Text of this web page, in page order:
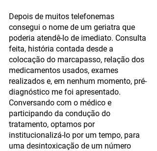
Depois de muitos telefonemas
consegui o nome de um geriatra que
poderia atendê-lo de imediato. Consulta
feita, história contada desde a
colocação do marcapasso, relação dos
medicamentos usados, exames
realizados e, em nenhum momento, pré-
diagnóstico me foi apresentado.
Conversando com o médico e
participando da condução do
tratamento, optamos por
institucionalizá-lo por um tempo, para
uma desintoxicação de um número